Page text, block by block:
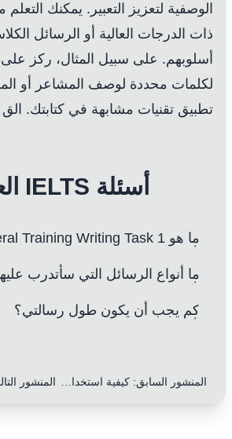
الوصفية لتعزيز التعبير. يمكنك
ذات الدرجات العالية أو الرسائل
أسلوبهم. على سبيل المثال، ركز
لكلمات محددة لوصف المشاعر أو
تطبيق تقنيات مشابهة في كتابتك. الق
أسئلة IELTS العامة
ما هو IELTS General Training Writing Task 1؟
ما أنواع الرسائل التي سأتدرب
كم يجب أن يكون طول رسالتي؟
المنشور السابق: كيفية استخدام الخطاب غير المباشر في الرسائل لتحسين دقة التعبير: 7 نصائح عملية المنشور